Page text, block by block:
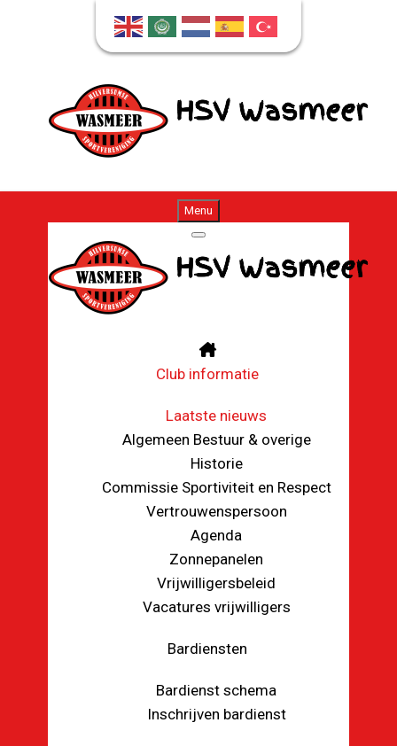
Menu
Club informatie
Laatste nieuws
Algemeen Bestuur & overige
Historie
Commissie Sportiviteit en Respect
Vertrouwenspersoon
Agenda
Zonnepanelen
Vrijwilligersbeleid
Vacatures vrijwilligers
Bardiensten
Bardienst schema
Inschrijven bardienst